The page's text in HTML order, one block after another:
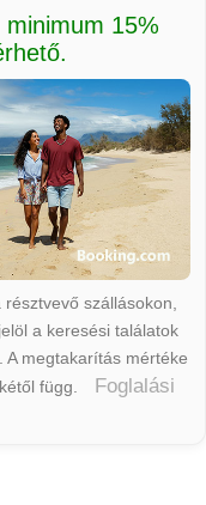
15%
szállásokon,
a keresési találatok
A megtakarítás mértéke
függ.
Foglalási